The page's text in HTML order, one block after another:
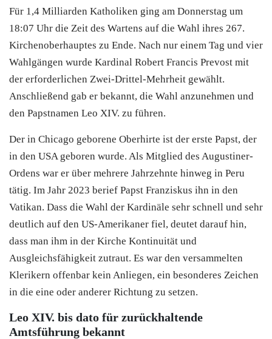
Für 1,4 Milliarden Katholiken ging am Donnerstag um
18:07 Uhr die Zeit des Wartens auf die Wahl ihres 267.
Kirchenoberhauptes zu Ende. Nach nur einem Tag und vier
Wahlgängen wurde Kardinal Robert Francis Prevost mit
der erforderlichen Zwei-Drittel-Mehrheit gewählt.
Anschließend gab er bekannt, die Wahl anzunehmen und
den Papstnamen Leo XIV. zu führen.
Der in Chicago geborene Oberhirte ist der erste Papst, der
in den USA geboren wurde. Als Mitglied des Augustiner-
Ordens war er über mehrere Jahrzehnte hinweg in Peru
tätig. Im Jahr 2023 berief Papst Franziskus ihn in den
Vatikan. Dass die Wahl der Kardinäle sehr schnell und sehr
deutlich auf den US-Amerikaner fiel, deutet darauf hin,
dass man ihm in der Kirche Kontinuität und
Ausgleichsfähigkeit zutraut. Es war den versammelten
Klerikern offenbar kein Anliegen, ein besonderes Zeichen
in die eine oder anderer Richtung zu setzen.
Leo XIV. bis dato für zurückhaltende
Amtsführung bekannt